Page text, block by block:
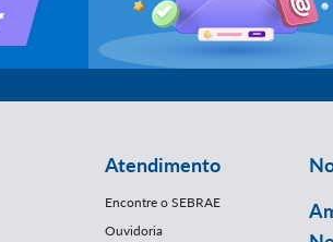
Atendimento
Encontre o SEBRAE
Ouvidoria